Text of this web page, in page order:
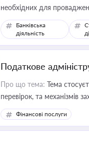
необхідних для
Банківська
діяльність
Податкове
Про що тема: Тема
перевірок, та механізмів
Фінансові послуги